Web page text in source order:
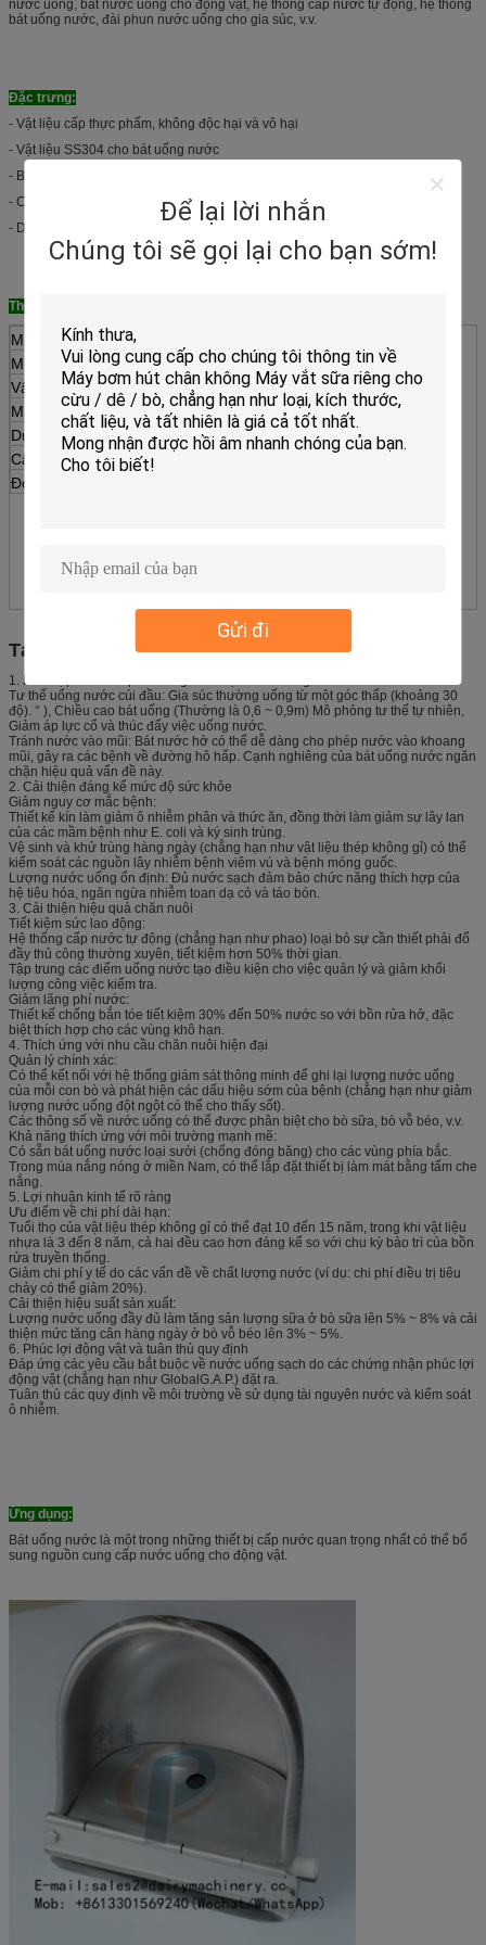
Để lại lời nhắn
Chúng tôi sẽ gọi lại cho bạn sớm!
Gửi đi
nước uống, bát nước uống cho động vật, hệ thống cấp nước tự động, hệ thống
bát uống nước, đài phun nước uống cho gia súc, v.v.
Đặc trưng:
- Vật liệu cấp thực phẩm, không độc hại và vô hại
- Vật liệu SS304 cho bát uống nước
- Bát uống nước bằng vật liệu chịu lực
- Chất lượng cao và bền hơn
- Dễ dàng lắp đặt và làm sạch
Thông số kỹ thuật:
Mục
Bát uống nước
Mô hình
HL-MP58B
Vật liệu
SS304
Màu sắc
Bạc
Dung tích
4L
Cân nặng
1.32Kg
Đóng gói
Tại sao nên dùng bát uống nước cho bò?
1. Phù hợp với thói quen uống nước tự nhiên của gia súc
Tư thế uống nước cúi đầu: Gia súc thường uống từ một góc thấp (khoảng 30
độ). ° ), Chiều cao bát uống (Thường là 0,6 ~ 0,9m) Mô phỏng tư thế tự nhiên,
Giảm áp lực cổ và thúc đẩy việc uống nước.
Tránh nước vào mũi: Bát nước hở có thể dễ dàng cho phép nước vào khoang
mũi, gây ra các bệnh về đường hô hấp. Cạnh nghiêng của bát uống nước ngăn
chặn hiệu quả vấn đề này.
2. Cải thiện đáng kể mức độ sức khỏe
Giảm nguy cơ mắc bệnh:
Thiết kế kín làm giảm ô nhiễm phân và thức ăn, đồng thời làm giảm sự lây lan
của các mầm bệnh như E. coli và ký sinh trùng.
Vệ sinh và khử trùng hàng ngày (chẳng hạn như vật liệu thép không gỉ) có thể
kiểm soát các nguồn lây nhiễm bệnh viêm vú và bệnh móng guốc.
Lượng nước uống ổn định: Đủ nước sạch đảm bảo chức năng thích hợp của
hệ tiêu hóa, ngăn ngừa nhiễm toan dạ cỏ và táo bón.
3. Cải thiện hiệu quả chăn nuôi
Tiết kiệm sức lao động:
Hệ thống cấp nước tự động (chẳng hạn như phao) loại bỏ sự cần thiết phải đổ
đầy thủ công thường xuyên, tiết kiệm hơn 50% thời gian.
Tập trung các điểm uống nước tạo điều kiện cho việc quản lý và giảm khối
lượng công việc kiểm tra.
Giảm lãng phí nước:
Thiết kế chống bắn tóe tiết kiệm 30% đến 50% nước so với bồn rửa hở, đặc
biệt thích hợp cho các vùng khô hạn.
4. Thích ứng với nhu cầu chăn nuôi hiện đại
Quản lý chính xác:
Có thể kết nối với hệ thống giám sát thông minh để ghi lại lượng nước uống
của mỗi con bò và phát hiện các dấu hiệu sớm của bệnh (chẳng hạn như giảm
lượng nước uống đột ngột có thể cho thấy sốt).
Các thông số về nước uống có thể được phân biệt cho bò sữa, bò vỗ béo, v.v.
Khả năng thích ứng với môi trường mạnh mẽ:
Có sẵn bát uống nước loại sưởi (chống đóng băng) cho các vùng phía bắc.
Trong mùa nắng nóng ở miền Nam, có thể lắp đặt thiết bị làm mát bằng tấm che
nắng.
5. Lợi nhuận kinh tế rõ ràng
Ưu điểm về chi phí dài hạn:
Tuổi thọ của vật liệu thép không gỉ có thể đạt 10 đến 15 năm, trong khi vật liệu
nhựa là 3 đến 8 năm, cả hai đều cao hơn đáng kể so với chu kỳ bảo trì của bồn
rửa truyền thống.
Giảm chi phí y tế do các vấn đề về chất lượng nước (ví dụ: chi phí điều trị tiêu
chảy có thể giảm 20%).
Cải thiện hiệu suất sản xuất:
Lượng nước uống đầy đủ làm tăng sản lượng sữa ở bò sữa lên 5% ~ 8% và cải
thiện mức tăng cân hàng ngày ở bò vỗ béo lên 3% ~ 5%.
6. Phúc lợi động vật và tuân thủ quy định
Đáp ứng các yêu cầu bắt buộc về nước uống sạch do các chứng nhận phúc lợi
động vật (chẳng hạn như GlobalG.A.P.) đặt ra.
Tuân thủ các quy định về môi trường về sử dụng tài nguyên nước và kiểm soát
ô nhiễm.
Ứng dụng:
Bát uống nước là một trong những thiết bị cấp nước quan trọng nhất có thể bổ
sung nguồn cung cấp nước uống cho động vật.